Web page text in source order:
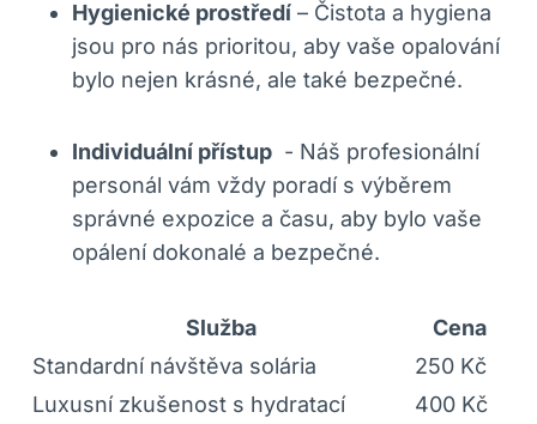
Hygienické prostředí – Čistota a hygiena
jsou pro ⁣nás prioritou, ‌aby vaše opalování
bylo nejen krásné, ale ⁤také bezpečné.
Individuální přístup ​ -​ Náš‌ profesionální⁤
personál​ vám vždy poradí s ⁤výběrem
správné expozice a času, aby bylo vaše⁢
opálení dokonalé a bezpečné.
Služba
Cena
Standardní návštěva​ solária
250 Kč
Luxusní ​zkušenost ​s hydratací
400 Kč